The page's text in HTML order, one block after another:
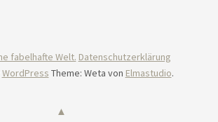
fabelhafte Welt. Datenschutzerklärung
WordPress Theme: Weta von Elmastudio.